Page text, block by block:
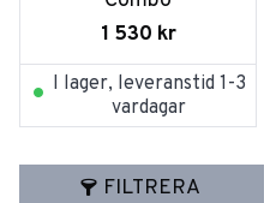
1 530 kr
I lager, leveranstid 1-3
vardagar
FILTRERA